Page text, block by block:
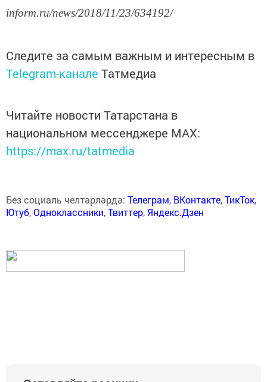
inform.ru/news/2018/11/23/634192/
Следите за самым важным и интересным в
Telegram-канале Татмедиа
Читайте новости Татарстана в
национальном мессенджере MАХ:
https://max.ru/tatmedia
Без социаль челтәрләрдә: Телеграм, ВКонтакте,ТикТок,
Ютуб,Одноклассники,Твиттер, Яндекс.Дзен